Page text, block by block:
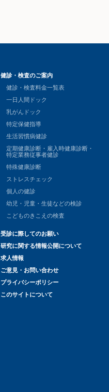
健診・検査のご案内
健診・検査料金一覧表
一日人間ドック
乳がんドック
特定保健指導
生活習慣病健診
定期健康診断・雇入時健康診断・
特定業務従事者健診
特殊健康診断
ストレスチェック
個人の健診
幼児・児童・生徒などの検診
こどものきこえの検査
受診に際してのお願い
研究に関する情報公開について
求人情報
ご意見・お問い合わせ
プライバシーポリシー
このサイトについて